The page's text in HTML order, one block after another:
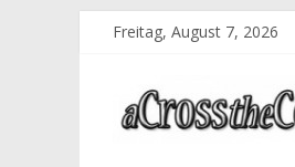
Freitag, August 7, 2026